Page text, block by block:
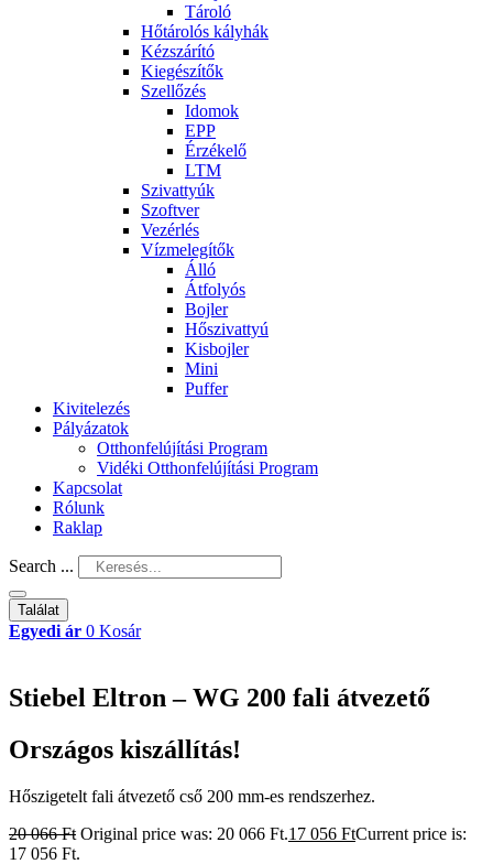
Tároló
Hőtárolós kályhák
Kézszárító
Kiegészítők
Szellőzés
Idomok
EPP
Érzékelő
LTM
Szivattyúk
Szoftver
Vezérlés
Vízmelegítők
Álló
Átfolyós
Bojler
Hőszivattyú
Kisbojler
Mini
Puffer
Kivitelezés
Pályázatok
Otthonfelújítási Program
Vidéki Otthonfelújítási Program
Kapcsolat
Rólunk
Raklap
Search ...
Találat
Egyedi ár 0 Kosár
Stiebel Eltron – WG 200 fali átvezető
Országos kiszállítás!
Hőszigetelt fali átvezető cső 200 mm-es rendszerhez.
20 066Ft Original price was: 20 066 Ft.17 056 FtCurrent price is:
17 056 Ft.